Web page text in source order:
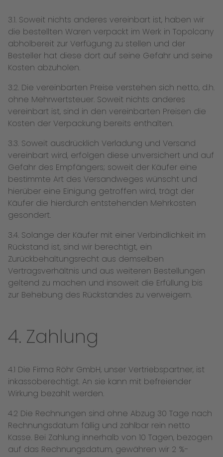
3.1. Soweit nichts anderes vereinbart ist, haben wir
die bestellten Waren verpackt im Werk in Topolcany
abholbereit zur Verfügung zu stellen und der
Besteller hat diese dort auf seine Gefahr und seine
Kosten abzuholen.
3.2. Die vereinbarten Preise verstehen sich netto, d.h.
ohne Mehrwertsteuer. Soweit nichts anderes
vereinbart ist, sind in den vereinbarten Preisen die
Kosten der Verpackung bereits enthalten.
3.3. Soweit ausdrücklich Verladung und Versand
vereinbart wird, erfolgen diese unversichert und auf
Gefahr des Empfängers; soweit der Käufer eine
bestimmte Art des Versandweges wünscht und
hierüber eine Einigung getroffen wird, trägt der
Käufer die hierdurch entstehenden Mehrkosten
gesondert.
3.4. Solange der Käufer mit einer Verbindlichkeit im
Rückstand ist, sind wir berechtigt, ein
Zurückbehaltungsrecht aus demselben
Vertragsverhältnis und aus weiteren Bestellungen
geltend zu machen und insoweit die Erfüllung bis
zur Behebung des Rückstandes zu verweigern.
4. Zahlung
4.1 Die Firma Röhr GmbH, unser Vertriebspartner, ist
inkassoberechtigt. An sie kann mit befreiender
Wirkung bezahlt werden.
4.2 Die Rechnungen sind ohne Abzug 30 Tage nach
Rechnungsdatum fällig und zahlbar rein netto
Kasse. Bei Zahlung innerhalb von 10 Tagen, bezogen
auf das Rechnungsdatum, gewähren wir 2 %-